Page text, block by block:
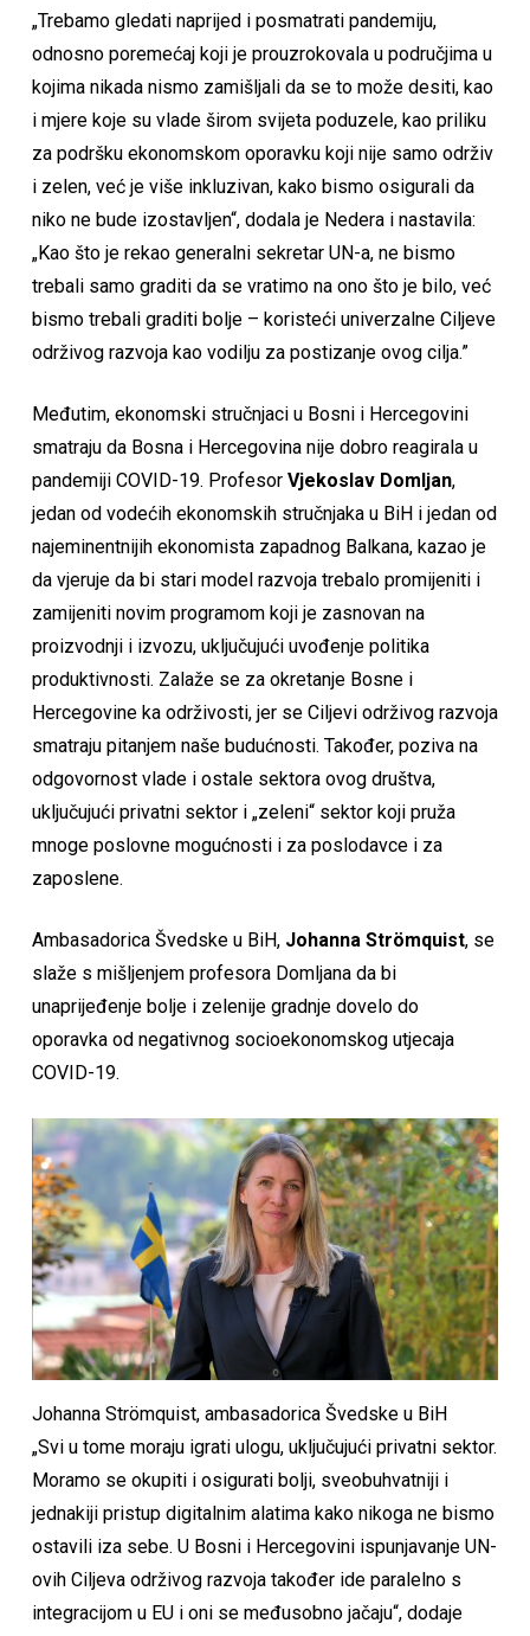
„Trebamo gledati naprijed i posmatrati pandemiju,
odnosno poremećaj koji je prouzrokovala u područjima u
kojima nikada nismo zamišljali da se to može desiti, kao
i mjere koje su vlade širom svijeta poduzele, kao priliku
za podršku ekonomskom oporavku koji nije samo održiv
i zelen, već je više inkluzivan, kako bismo osigurali da
niko ne bude izostavljen“, dodala je Nedera i nastavila:
„Kao što je rekao generalni sekretar UN-a, ne bismo
trebali samo graditi da se vratimo na ono što je bilo, već
bismo trebali graditi bolje – koristeći univerzalne Ciljeve
održivog razvoja kao vodilju za postizanje ovog cilja.”
Međutim, ekonomski stručnjaci u Bosni i Hercegovini
smatraju da Bosna i Hercegovina nije dobro reagirala u
pandemiji COVID-19. Profesor Vjekoslav Domljan,
jedan od vodećih ekonomskih stručnjaka u BiH i jedan od
najeminentnijih ekonomista zapadnog Balkana, kazao je
da vjeruje da bi stari model razvoja trebalo promijeniti i
zamijeniti novim programom koji je zasnovan na
proizvodnji i izvozu, uključujući uvođenje politika
produktivnosti. Zalaže se za okretanje Bosne i
Hercegovine ka održivosti, jer se Ciljevi održivog razvoja
smatraju pitanjem naše budućnosti. Također, poziva na
odgovornost vlade i ostale sektora ovog društva,
uključujući privatni sektor i „zeleni“ sektor koji pruža
mnoge poslovne mogućnosti i za poslodavce i za
zaposlene.
Ambasadorica Švedske u BiH, Johanna Strömquist, se
slaže s mišljenjem profesora Domljana da bi
unaprijeđenje bolje i zelenije gradnje dovelo do
oporavka od negativnog socioekonomskog utjecaja
COVID-19.
Johanna Strömquist, ambasadorica Švedske u BiH
„Svi u tome moraju igrati ulogu, uključujući privatni sektor.
Moramo se okupiti i osigurati bolji, sveobuhvatniji i
jednakiji pristup digitalnim alatima kako nikoga ne bismo
ostavili iza sebe. U Bosni i Hercegovini ispunjavanje UN-
ovih Ciljeva održivog razvoja također ide paralelno s
integracijom u EU i oni se međusobno jačaju“, dodaje